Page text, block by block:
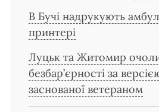
В Бучі надрукують
принтері
Луцьк та Житомир
безбар’єрності за
заснованої ветераном